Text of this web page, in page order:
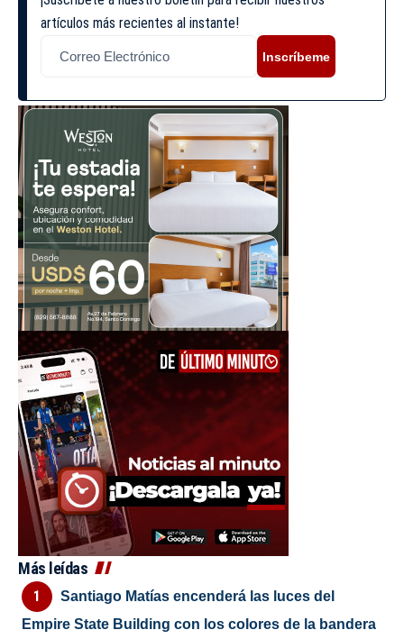
artículos más recientes al instante!
Inscríbeme
Más leídas
Santiago Matías encenderá las luces del
Empire State Building con los colores de la bandera